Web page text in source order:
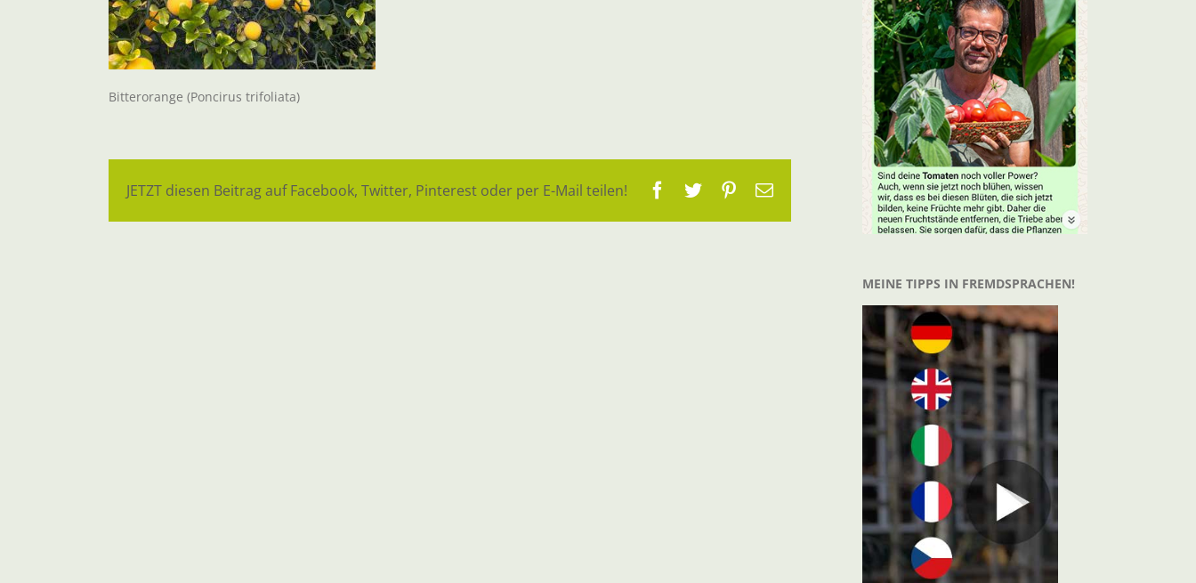
Bitterorange (Poncirus trifoliata)
JETZT diesen Beitrag auf Facebook, Twitter, Pinterest oder per E-Mail teilen! Facebook
TwitterPinterest
E-
MEINE TIPPS IN FREMDSPRACHEN!